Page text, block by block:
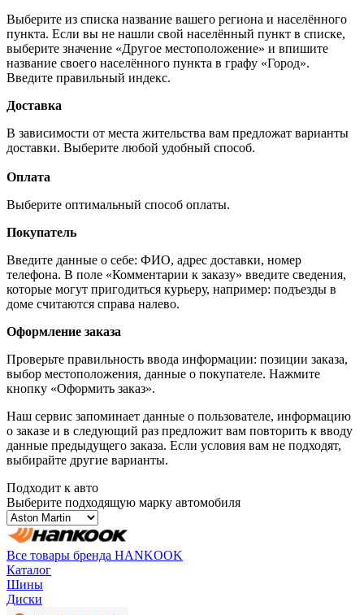
Выберите из списка название вашего региона и населённого
пункта. Если вы не нашли свой населённый пункт в списке,
выберите значение «Другое местоположение» и впишите
название своего населённого пункта в графу «Город».
Введите правильный индекс.
Доставка
В зависимости от места жительства вам предложат варианты
доставки. Выберите любой удобный способ.
Оплата
Выберите оптимальный способ оплаты.
Покупатель
Введите данные о себе: ФИО, адрес доставки, номер
телефона. В поле «Комментарии к заказу» введите сведения,
которые могут пригодиться курьеру, например: подъезды в
доме считаются справа налево.
Оформление заказа
Проверьте правильность ввода информации: позиции заказа,
выбор местоположения, данные о покупателе. Нажмите
кнопку «Оформить заказ».
Наш сервис запоминает данные о пользователе, информацию
о заказе и в следующий раз предложит вам повторить к вводу
данные предыдущего заказа. Если условия вам не подходят,
выбирайте другие варианты.
Подходит к авто
Выберите подходящую марку автомобиля
Все товары бренда HANKOOK
Каталог
Шины
Диски